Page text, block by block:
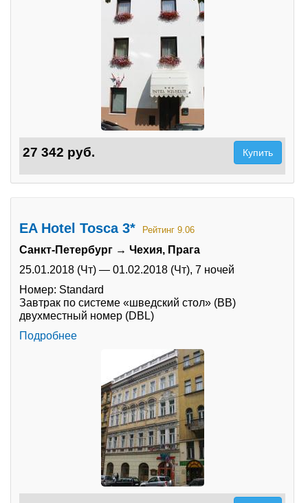
27 342 руб. Купить
EA Hotel Tosca 3* Рейтинг 9.06
Санкт-Петербург → Чехия, Прага
25.01.2018 (Чт) — 01.02.2018 (Чт), 7 ночей
Номер: Standard
Завтрак по системе «шведский стол» (BB)
двухместный номер (DBL)
Подробнее